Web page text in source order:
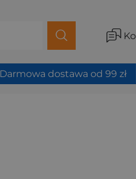
Darmowa dostawa od 99 zł